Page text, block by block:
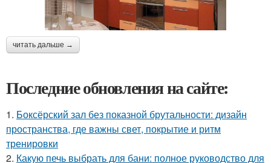
читать дальше →
Последние обновления на сайте:
1. Боксёрский зал без показной брутальности: дизайн
пространства, где важны свет, покрытие и ритм
тренировки
2. Какую печь выбрать для бани: полное руководство для